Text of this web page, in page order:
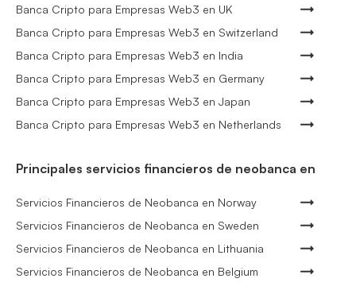
Banca Cripto para Empresas Web3 en UK
Banca Cripto para Empresas Web3 en Switzerland
Banca Cripto para Empresas Web3 en India
Banca Cripto para Empresas Web3 en Germany
Banca Cripto para Empresas Web3 en Japan
Banca Cripto para Empresas Web3 en Netherlands
Principales servicios financieros de neobanca en
Servicios Financieros de Neobanca en Norway
Servicios Financieros de Neobanca en Sweden
Servicios Financieros de Neobanca en Lithuania
Servicios Financieros de Neobanca en Belgium